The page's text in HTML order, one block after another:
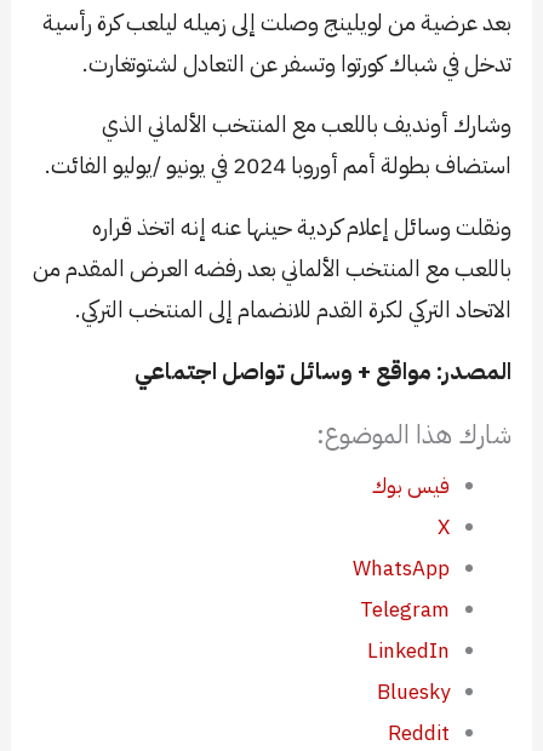
بعد عرضية من لويلينج وصلت إلى زميله ليلعب كرة رأسية
تدخل في شباك كورتوا وتسفر عن التعادل لشتوتغارت.
وشارك أونديف باللعب مع المنتخب الألماني الذي
استضاف بطولة أمم أوروبا 2024 في يونيو /يوليو الفائت.
ونقلت وسائل إعلام كردية حينها عنه إنه اتخذ قراره
باللعب مع المنتخب الألماني بعد رفضه العرض المقدم من
الاتحاد التركي لكرة القدم للانضمام إلى المنتخب التركي.
المصدر: مواقع + وسائل تواصل اجتماعي
شارك هذا الموضوع:
فيس بوك
X
WhatsApp
Telegram
LinkedIn
Bluesky
Reddit